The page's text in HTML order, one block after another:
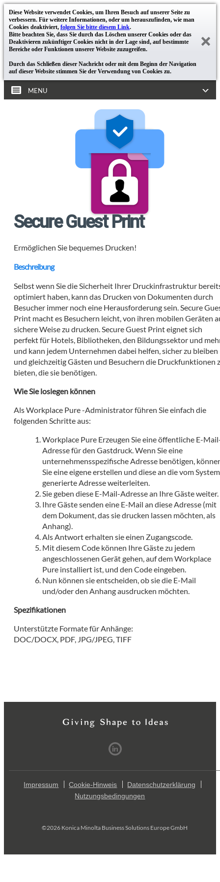
Diese Website verwendet Cookies, um Ihren Besuch auf unserer Seite zu
verbessern. Für weitere Informationen, oder um herauszufinden, wie man
Cookies deaktiviert, folgen Sie bitte diesem Link.
Bitte beachten Sie, dass Sie durch das Löschen unserer Cookies oder das
Deaktivieren zukünftiger Cookies nicht in der Lage sind, auf bestimmte
Bereiche oder Funktionen unserer Website zuzugreifen.
Durch das Schließen dieser Nachricht oder mit dem Beginn der Navigation
auf dieser Website stimmen Sie der Verwendung von Cookies zu.
MENU
Secure Guest Print
Ermöglichen Sie bequemes Drucken!
Beschreibung
Selbst wenn Sie die Sicherheit Ihrer Druckinfrastruktur
optimiert haben, kann das Drucken von Dokumenten durch
Besucher immer noch eine Herausforderung sein. Secure
Print macht es Besuchern leicht, von ihren mobilen Geräten
sichere Weise zu drucken. Secure Guest Print eignet sich
perfekt für Hotels, Bibliotheken, den Bildungssektor und
und kann jedem Unternehmen dabei helfen, sicher zu bleiben
und gleichzeitig Gästen und Besuchern die Druckfunktionen
bieten, die sie benötigen.
Wie Sie loslegen können
Als Workplace Pure -Administrator führen Sie einfach die
folgenden Schritte aus:
Workplace Pure Erzeugen Sie eine öffentliche E-
Adresse für den Gastdruck. Wenn Sie eine
unternehmensspezifische Adresse benötigen,
Sie eine eigene erstellen und diese an die vom System
generierte Adresse weiterleiten.
Sie geben diese E-Mail-Adresse an Ihre Gäste weiter.
Ihre Gäste senden eine E-Mail an diese Adresse (mit
dem Dokument, das sie drucken lassen möchten, als
Anhang).
Als Antwort erhalten sie einen Zugangscode.
Mit diesem Code können Ihre Gäste zu jedem
angeschlossenen Gerät gehen, auf dem Workplace
Pure installiert ist, und den Code eingeben.
Nun können sie entscheiden, ob sie die E-Mail
und/oder den Anhang ausdrucken möchten.
Spezifikationen
Unterstützte Formate für Anhänge:
DOC/DOCX, PDF, JPG/JPEG, TIFF
Impressum Cookie-Hinweis
Datenschutzerklärung
Nutzungsbedingungen
©2026 Konica Minolta Business Solutions Europe GmbH